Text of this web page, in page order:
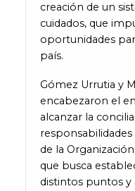
creación de un
cuidados, que
oportunidades
país.
Gómez Urrutia y
encabezaron el
alcanzar la
de la
que busca
distintos puntos y